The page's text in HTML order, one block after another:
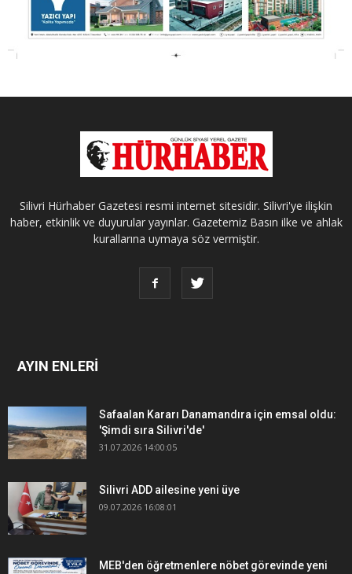
Silivri Hürhaber Gazetesi resmi internet sitesidir. Silivri'ye ilişkin
haber, etkinlik ve duyurular yayınlar. Gazetemiz Basın ilke ve ahlak
kurallarına uymaya söz vermiştir.
AYIN ENLERİ
Safaalan Kararı Danamandıra için emsal oldu:
'Şimdi sıra Silivri'de'
31.07.2026 14:00:05
Silivri ADD ailesine yeni üye
09.07.2026 16:08:01
MEB'den öğretmenlere nöbet görevinde yeni